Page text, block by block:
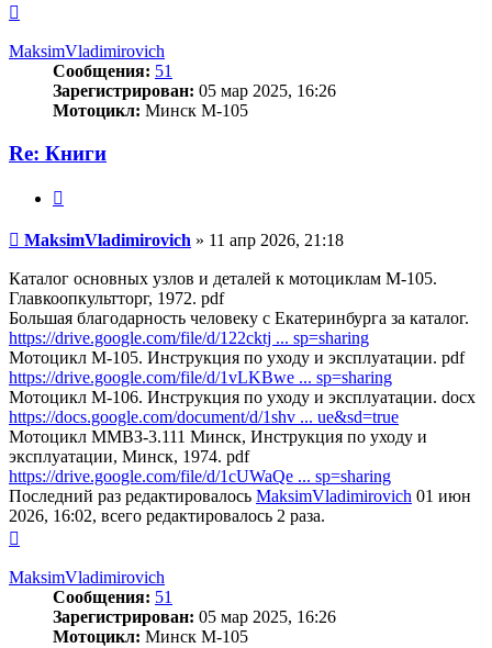
началу
MaksimVladimirovich
Сообщения: 51
Зарегистрирован: 05 мар 2025, 16:26
Мотоцикл: Минск М-105
Re: Книги
Сообщение
MaksimVladimirovich » 11 апр 2026, 21:18
Каталог основных узлов и деталей к мотоциклам М-105.
Главкоопкультторг, 1972. pdf
Большая благодарность человеку с Екатеринбурга за каталог.
https://drive.google.com/file/d/122cktj ... sp=sharing
Мотоцикл М-105. Инструкция по уходу и эксплуатации. pdf
https://drive.google.com/file/d/1vLKBwe ... sp=sharing
Мотоцикл М-106. Инструкция по уходу и эксплуатации. docx
https://docs.google.com/document/d/1shv ... ue&sd=true
Мотоцикл ММВЗ-3.111 Минск, Инструкция по уходу и
эксплуатации, Минск, 1974. pdf
https://drive.google.com/file/d/1cUWaQe ... sp=sharing
Последний раз редактировалось MaksimVladimirovich 01 июн
2026, 16:02, всего редактировалось 2 раза.
началу
MaksimVladimirovich
Сообщения: 51
Зарегистрирован: 05 мар 2025, 16:26
Мотоцикл: Минск М-105